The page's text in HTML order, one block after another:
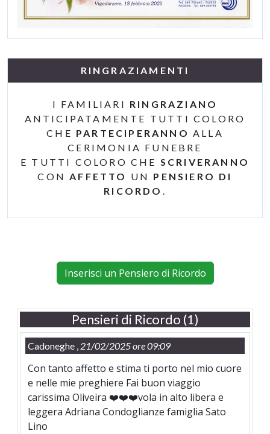
RINGRAZIAMENTI
I FAMILIARI RINGRAZIANO
ANTICIPATAMENTE TUTTI COLORO
CHE PARTECIPERANNO ALLA
CERIMONIA FUNEBRE
E TUTTI COLORO CHE SCRIVERANNO
CONAFFETTO UN PENSIERO DI
RICORDO .
Inserisci un Pensiero di Ricordo
Pensieri di Ricordo (1)
Cadoneghe , 21/02/2025 ore 09:09
Con tanto affetto e stima ti porto nel mio cuore
e nelle mie preghiere Fai buon viaggio
carissima Oliveira ❤️❤️❤️vola in alto libera e
leggera Adriana Condoglianze famiglia Sato
Lino